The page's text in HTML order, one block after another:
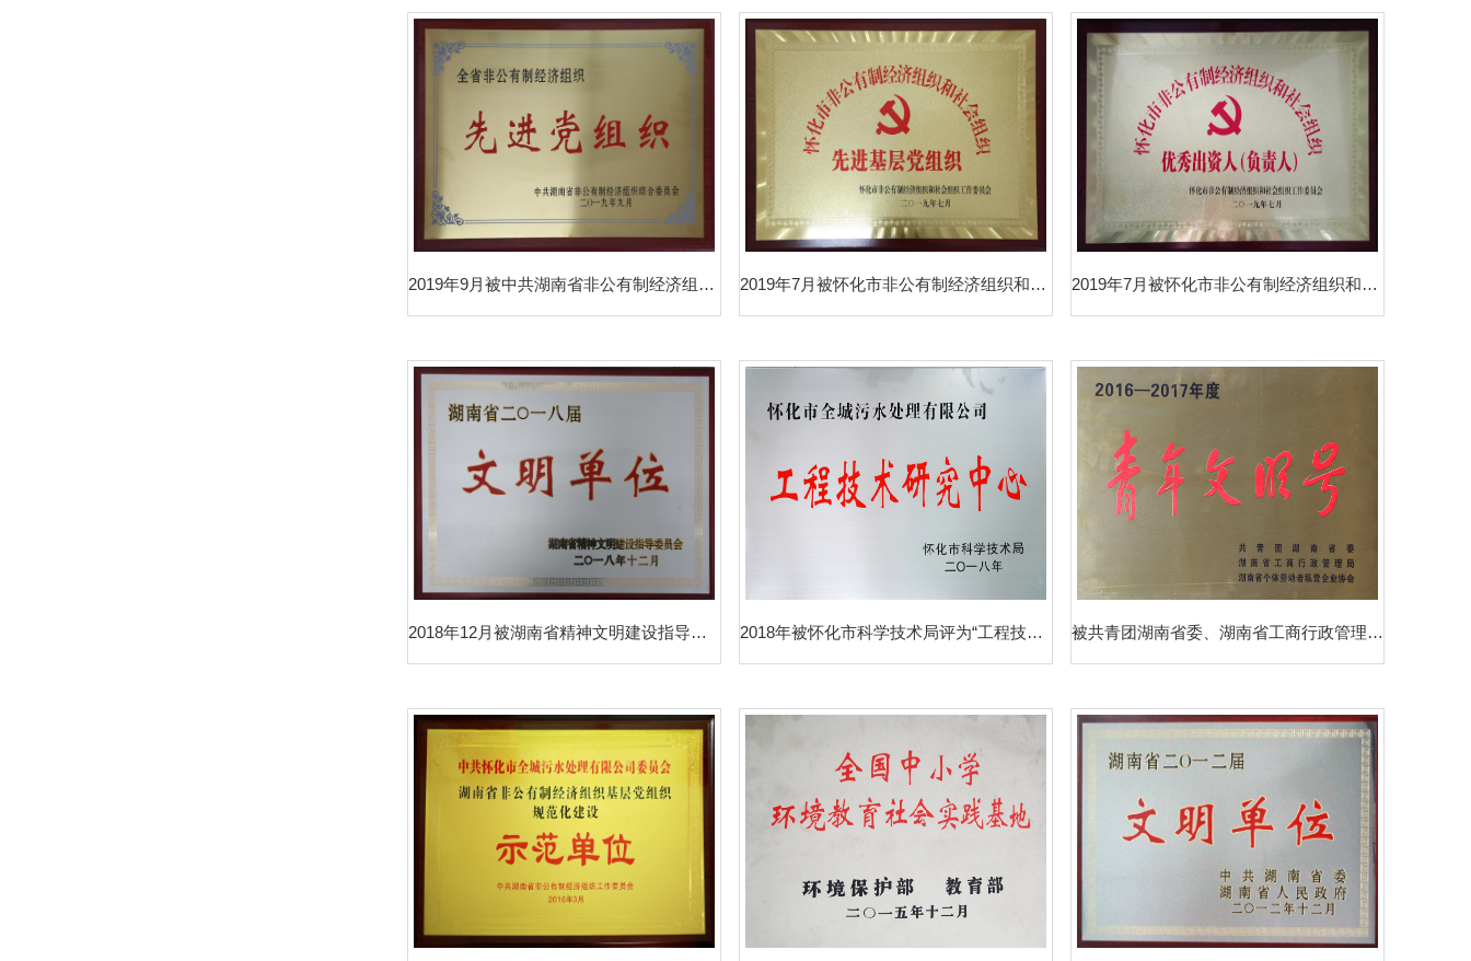
2019年9月被中共湖南省非公有制经济组织综合委员会评为“全省非公有制经济组织先进党组织” 2019年7月被怀化市非公有制经济组织和社会组织工作委员会评为“怀化市非公有制经济组织和社会组织先进基层党组织” 2019年7月被怀化市非公有制经济组织和社会组织工作委员会评为“怀化市非公有制经济组织和社会组织优秀出资人（负责人）”
2018年12月被湖南省精神文明建设指导委员会评为“湖南省二〇一八届文明单位” 2018年被怀化市科学技术局评为“工程技术研究中心” 被共青团湖南省委、湖南省工商行政管理局、湖南省个体劳动者私营企业协会评为“2016-2017年度青年文明号”